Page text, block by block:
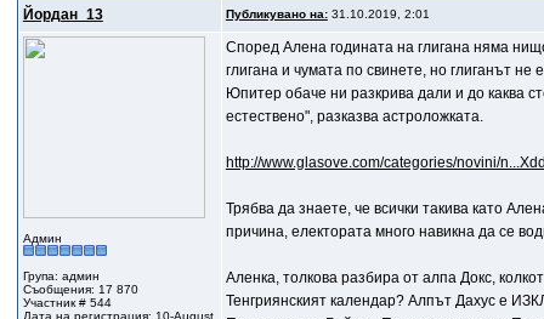
Йордан_13 Публикувано на:31.10.2019, 2:01
Админ
Група: админ
Съобщения: 17 870
Участник # 544
Дата на регистрация: 10-August
Според Алена годината на глигана няма
глигана и чумата по свинете, но глиганът
Юпитер обаче ни разкрива дали и до каква
естествено", разказва астроложката.
http://www.glasove.com/categories/novini/
Трябва да знаете, че всички такива като
причина, електората много навикна да се
Аленка, толкова разбира от алпа Докс,
Тенгриянският календар? Алпът Дахус е